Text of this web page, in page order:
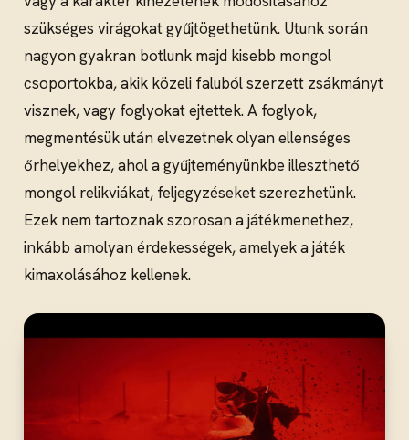
szükséges virágokat gyűjtögethetünk. Utunk során
nagyon gyakran botlunk majd kisebb mongol
csoportokba, akik közeli faluból szerzett zsákmányt
visznek, vagy foglyokat ejtettek. A foglyok,
megmentésük után elvezetnek olyan ellenséges
őrhelyekhez, ahol a gyűjteményünkbe illeszthető
mongol relikviákat, feljegyzéseket szerezhetünk.
Ezek nem tartoznak szorosan a játékmenethez,
inkább amolyan érdekességek, amelyek a játék
kimaxolásához kellenek.